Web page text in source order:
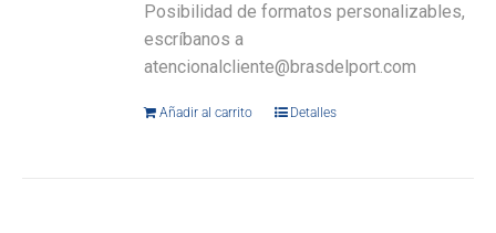
Posibilidad de formatos personalizables,
escríbanos a
atencionalcliente@brasdelport.com
Añadir al carrito Detalles